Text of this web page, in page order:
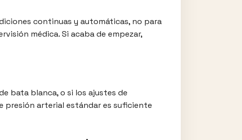
continuas y automáticas, no para
médica. Si acaba de empezar,
bata blanca, o si los ajustes de
presión arterial estándar es suficiente